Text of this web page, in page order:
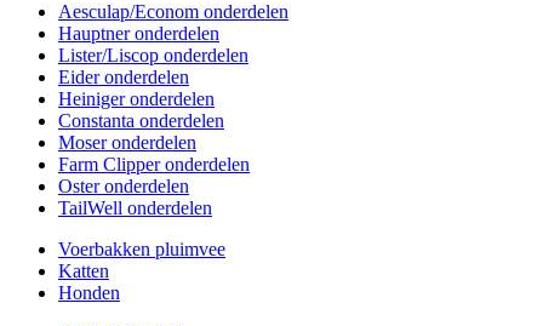
Aesculap/Econom onderdelen
Hauptner onderdelen
Lister/Liscop onderdelen
Eider onderdelen
Heiniger onderdelen
Constanta onderdelen
Moser onderdelen
Farm Clipper onderdelen
Oster onderdelen
TailWell onderdelen
Voerbakken pluimvee
Katten
Honden